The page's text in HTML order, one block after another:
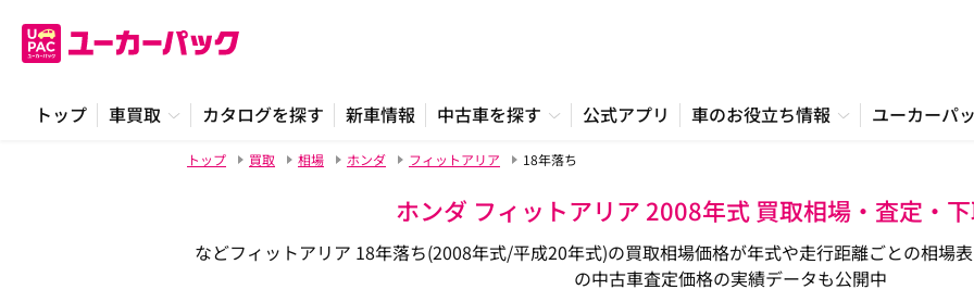
トップ 車買取 カタログを探す 新車情報 中古車を探す 公式アプリ 車のお役立ち情報 ユーカーパ
トップ 買取 相場 ホンダ フィットアリア 18年落ち
ホンダ フィットアリア 2008年式 買取相場・査定・
などフィットアリア 18年落ち(2008年式/平成20年式)の買取相場価格が年式や走行距離ごとの相場
の中古車査定価格の実績データも公開中